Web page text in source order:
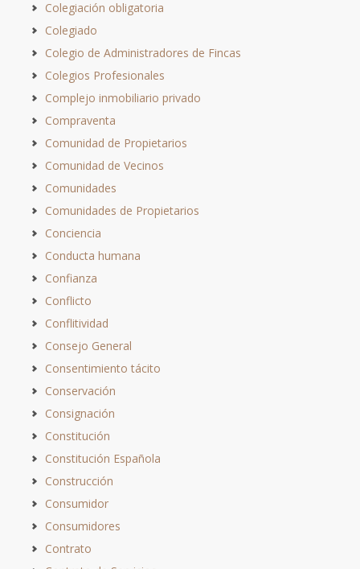
Colegiación obligatoria
Colegiado
Colegio de Administradores de Fincas
Colegios Profesionales
Complejo inmobiliario privado
Compraventa
Comunidad de Propietarios
Comunidad de Vecinos
Comunidades
Comunidades de Propietarios
Conciencia
Conducta humana
Confianza
Conflicto
Conflitividad
Consejo General
Consentimiento tácito
Conservación
Consignación
Constitución
Constitución Española
Construcción
Consumidor
Consumidores
Contrato